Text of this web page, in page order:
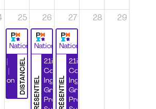
25
National
DISTANCIEL
26
National
PRÉSENTIEL
21ième
Congrès
Ingénierie
Grands
Projets et
27
National
PRÉSENTIEL
21ième
Congrès
Ingénierie
Grands
Projets et
28 29